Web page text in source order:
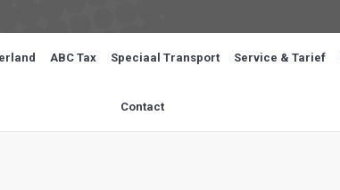
ABC Tax Speciaal Transport Service & Tarief
Contact